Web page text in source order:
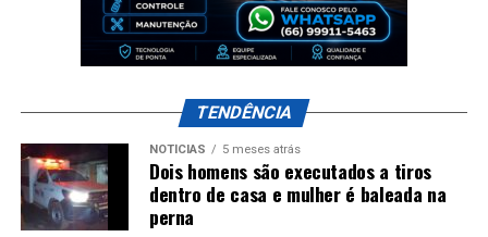
TENDÊNCIA
NOTÍCIAS 5 meses atrás
Dois homens são executados a tiros
dentro de casa e mulher é baleada na
perna